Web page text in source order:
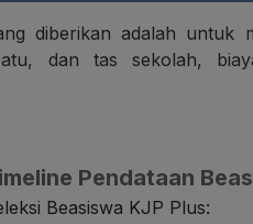
diberikan adalah untuk
dan tas sekolah,
Pendataan
Beasiswa KJP Plus: